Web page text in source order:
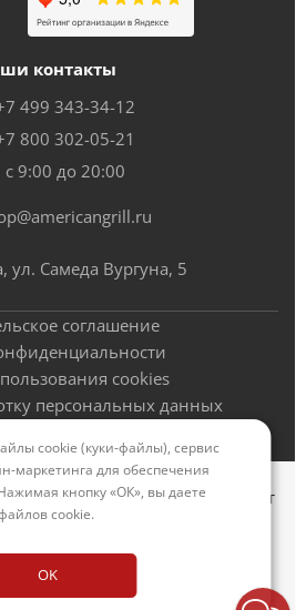
контакты
499 343-34-12
800 302-05-21
с 9:00 до 20:00
ул. Самеда Вургуна, 5
соглашение
cookies
персональных данных
грили - официальный сайт
cookie (куки-файлы), сервис
маркетинга для обеспечения
кнопку «ОК», вы даете
cookie.
OK